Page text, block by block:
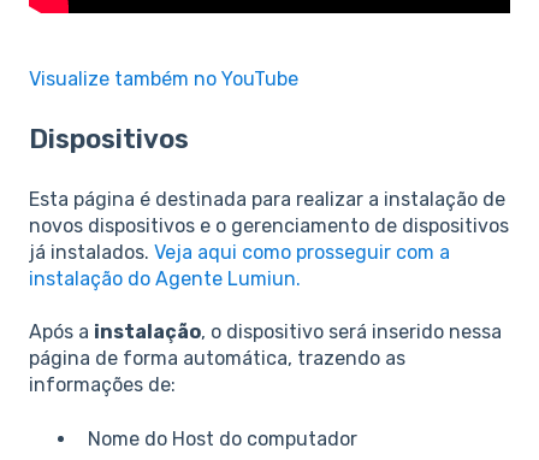
Visualize também no YouTube
Dispositivos
Esta página é destinada para realizar a instalação de
novos dispositivos e o gerenciamento de dispositivos
já instalados. Veja aqui como prosseguir com a
instalação do Agente Lumiun.
Após a instalação, o dispositivo será inserido nessa
página de forma automática, trazendo as
informações de:
Nome do Host do computador